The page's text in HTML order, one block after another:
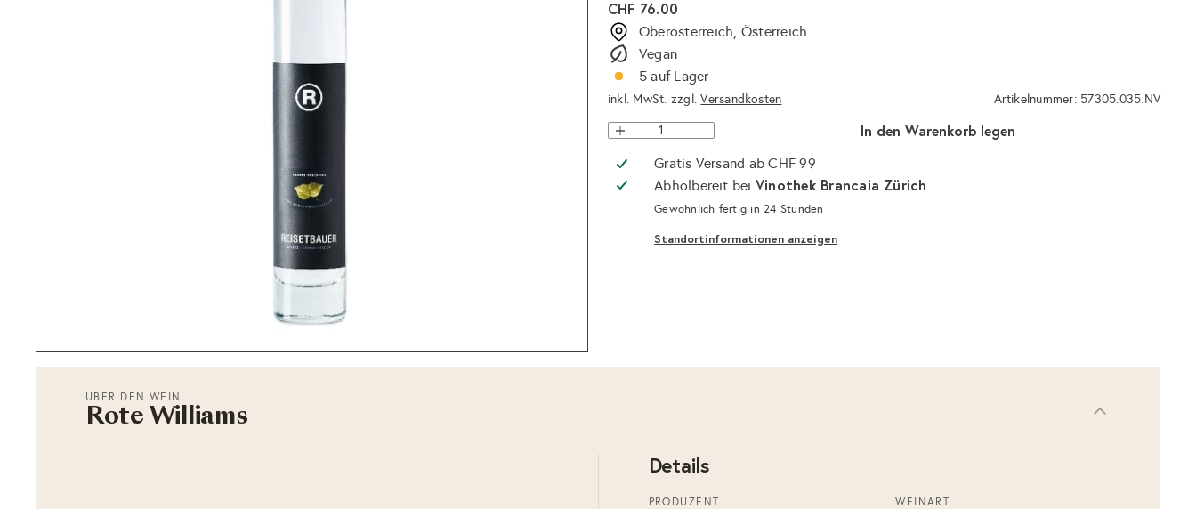
Normaler
Preis
CHF 76.00
Oberösterreich, Österreich
Vegan
5 auf Lager
inkl. MwSt. zzgl.Versandkosten Artikelnummer: 57305.035.NV
In den Warenkorb legen
Gratis Versand ab CHF 99
Abholbereit bei Vinothek Brancaia Zürich
Gewöhnlich fertig in 24 Stunden
Standortinformationen anzeigen
ÜBER DEN WEIN
Rote Williams
Details
PRODUZENT WEINART